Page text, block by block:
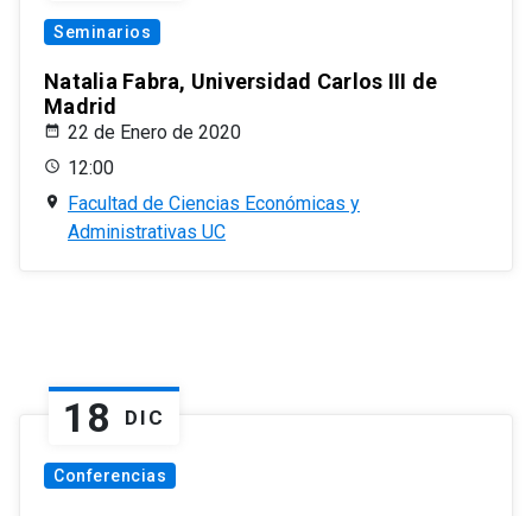
Seminarios
Natalia Fabra, Universidad Carlos III de
Madrid
22 de Enero de 2020
12:00
Facultad de Ciencias Económicas y
Administrativas UC
18 DIC
Conferencias